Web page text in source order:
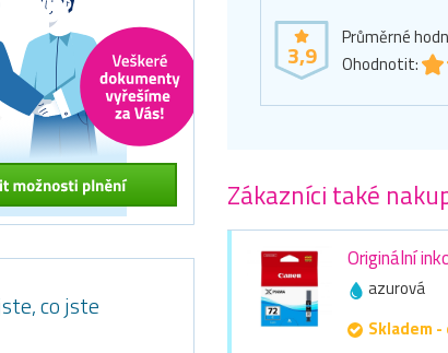
co jste
3,9
Průměrné
Ohodnotit:
Zákazníci také
Originální
azurová
Skladem